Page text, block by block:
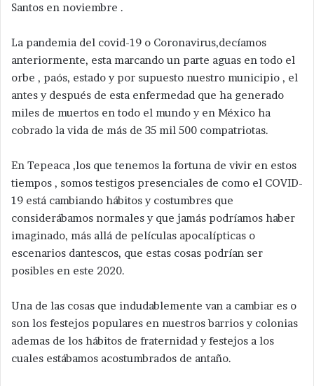
Santos en noviembre .
La pandemia del covid-19 o Coronavirus,decíamos
anteriormente, esta marcando un parte aguas en todo el
orbe , paós, estado y por supuesto nuestro municipio , el
antes y después de esta enfermedad que ha generado
miles de muertos en todo el mundo y en México ha
cobrado la vida de más de 35 mil 500 compatriotas.
En Tepeaca ,los que tenemos la fortuna de vivir en estos
tiempos , somos testigos presenciales de como el COVID-
19 está cambiando hábitos y costumbres que
considerábamos normales y que jamás podríamos haber
imaginado, más allá de películas apocalípticas o
escenarios dantescos, que estas cosas podrían ser
posibles en este 2020.
Una de las cosas que indudablemente van a cambiar es o
son los festejos populares en nuestros barrios y colonias
ademas de los hábitos de fraternidad y festejos a los
cuales estábamos acostumbrados de antaño.